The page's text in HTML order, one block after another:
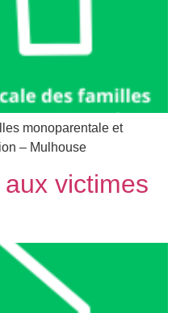
monoparentale et
– Mulhouse
aux victimes